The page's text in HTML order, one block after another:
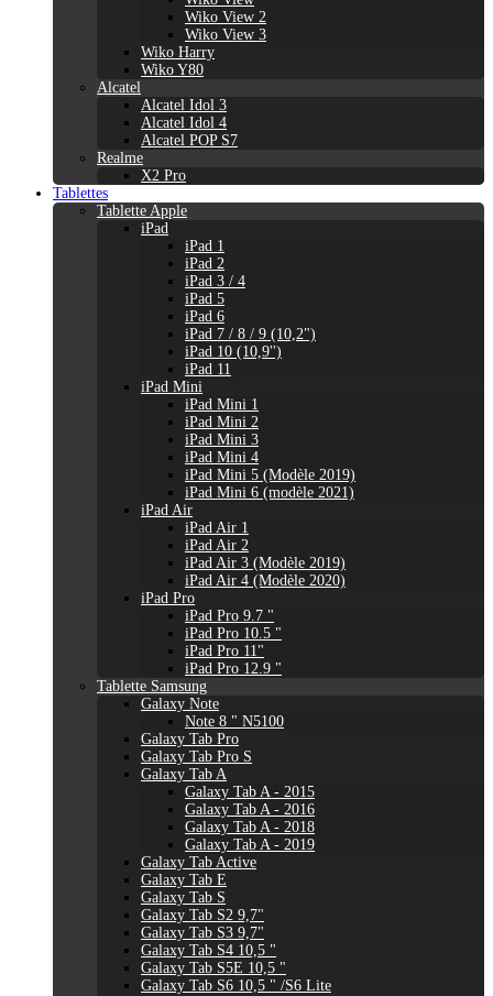
Wiko View 2
Wiko View 3
Wiko Harry
Wiko Y80
Alcatel
Alcatel Idol 3
Alcatel Idol 4
Alcatel POP S7
Realme
X2 Pro
Tablettes
Tablette Apple
iPad
iPad 1
iPad 2
iPad 3 / 4
iPad 5
iPad 6
iPad 7 / 8 / 9 (10,2")
iPad 10 (10,9'')
iPad 11
iPad Mini
iPad Mini 1
iPad Mini 2
iPad Mini 3
iPad Mini 4
iPad Mini 5 (Modèle 2019)
iPad Mini 6 (modèle 2021)
iPad Air
iPad Air 1
iPad Air 2
iPad Air 3 (Modèle 2019)
iPad Air 4 (Modèle 2020)
iPad Pro
iPad Pro 9.7 "
iPad Pro 10.5 "
iPad Pro 11"
iPad Pro 12.9 "
Tablette Samsung
Galaxy Note
Note 8 " N5100
Galaxy Tab Pro
Galaxy Tab Pro S
Galaxy Tab A
Galaxy Tab A - 2015
Galaxy Tab A - 2016
Galaxy Tab A - 2018
Galaxy Tab A - 2019
Galaxy Tab Active
Galaxy Tab E
Galaxy Tab S
Galaxy Tab S2 9,7"
Galaxy Tab S3 9,7"
Galaxy Tab S4 10,5 "
Galaxy Tab S5E 10,5 "
Galaxy Tab S6 10,5 " /S6 Lite